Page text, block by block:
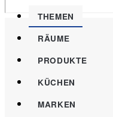
THEMEN
RÄUME
PRODUKTE
KÜCHEN
MARKEN